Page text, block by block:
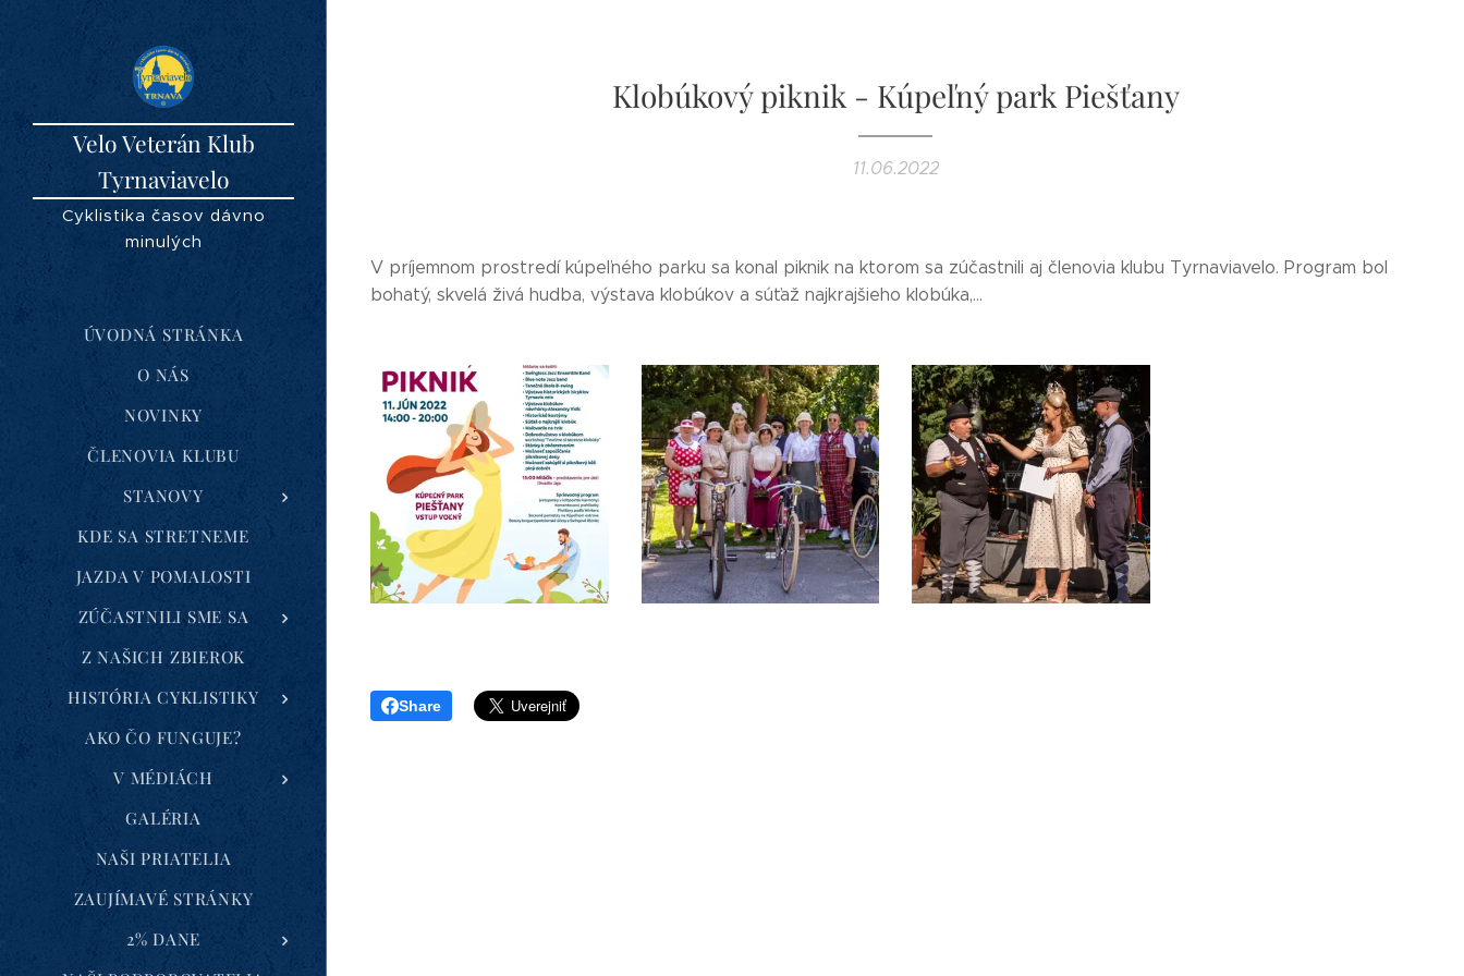
Velo Veterán Klub
Tyrnaviavelo
Cyklistika časov dávno
minulých
ÚVODNÁ STRÁNKA
O NÁS
NOVINKY
ČLENOVIA KLUBU
STANOVY
KDE SA STRETNEME
JAZDA V POMALOSTI
ZÚČASTNILI SME SA
Z NAŠICH ZBIEROK
HISTÓRIA CYKLISTIKY
AKO ČO FUNGUJE?
V MÉDIÁCH
GALÉRIA
NAŠI PRIATELIA
ZAUJÍMAVÉ STRÁNKY
2% DANE
Klobúkový piknik - Kúpeľný park Piešťany
11.06.2022
V príjemnom prostredí kúpeľného parku sa konal piknik na ktorom sa zúčastnili aj členovia klubu Tyrnaviavelo. Program bol
bohatý, skvelá živá hudba, výstava klobúkov a súťaž najkrajšieho klobúka,...
Share